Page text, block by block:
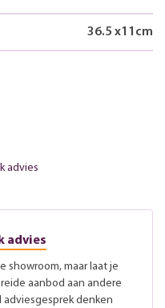
36.5 x11 cm
advies
advies
showroom, maar laat je
aanbod aan andere
denken